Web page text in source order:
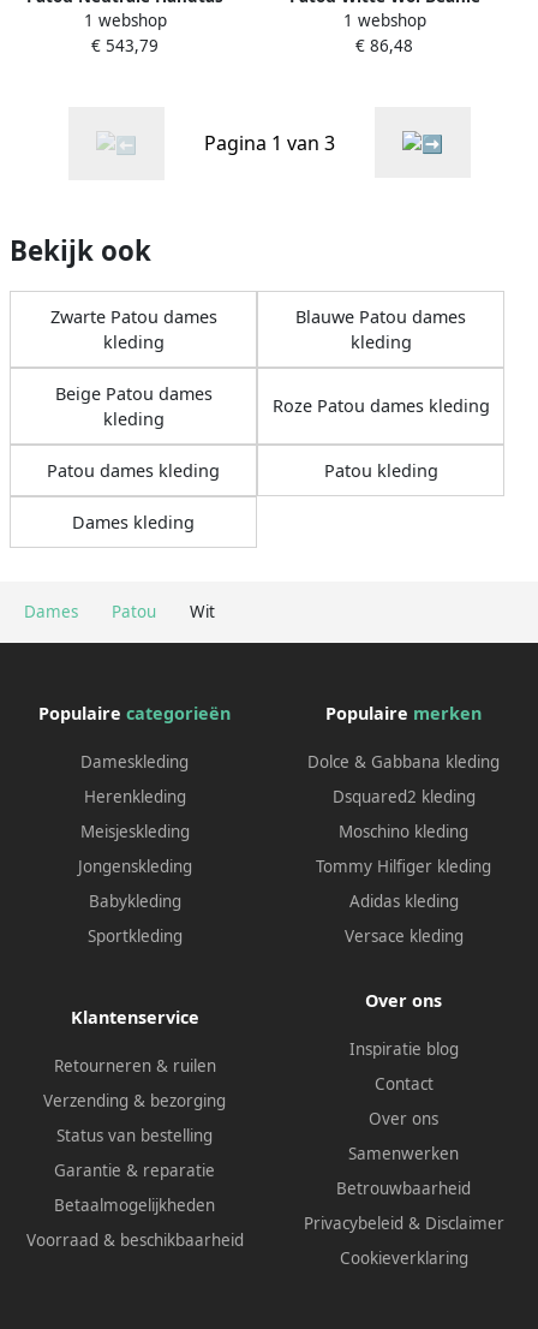
Dames Patou Wit
Aw24 White Dames
1 webshop
€ 543,79
Kasjmier White Dames
1 webshop
€ 86,48
Pagina 1 van 3
Bekijk ook
Zwarte Patou dames
kleding
Blauwe Patou dames
kleding
Beige Patou dames
kleding
Roze Patou dames kleding
Patou dames kleding Patou kleding
Dames kleding
Populaire categorieën
Dameskleding
Herenkleding
Meisjeskleding
Jongenskleding
Babykleding
Sportkleding
Populaire merken
Dolce & Gabbana kleding
Dsquared2 kleding
Moschino kleding
Tommy Hilfiger kleding
Adidas kleding
Versace kleding
Klantenservice
Retourneren & ruilen
Verzending & bezorging
Status van bestelling
Garantie & reparatie
Betaalmogelijkheden
Voorraad & beschikbaarheid
Over ons
Inspiratie blog
Contact
Over ons
Samenwerken
Betrouwbaarheid
Privacybeleid & Disclaimer
Cookieverklaring